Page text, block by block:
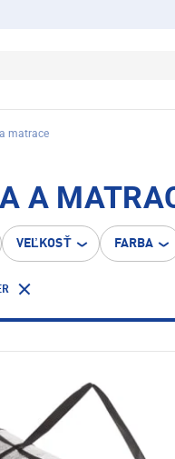
matrace
A
VEĽKOSŤ FARBA